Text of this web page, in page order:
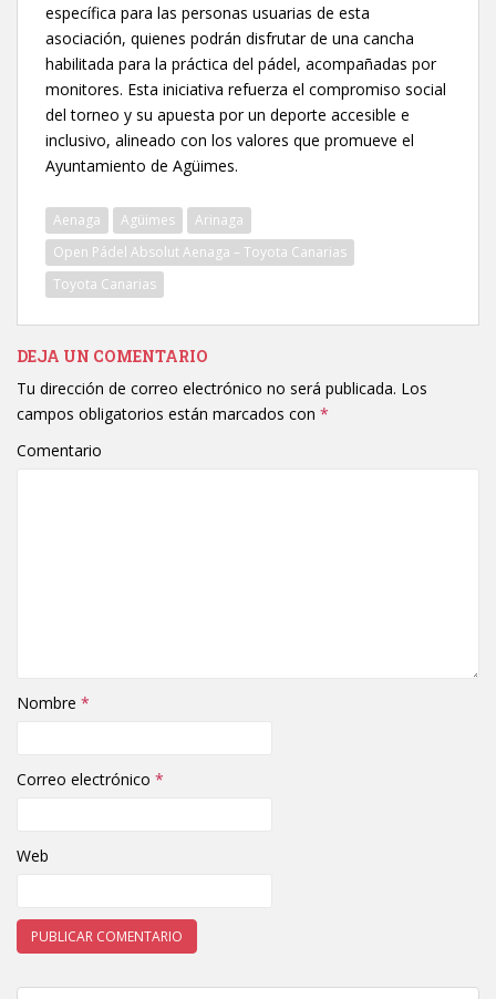
específica para las personas usuarias de esta
asociación, quienes podrán disfrutar de una cancha
habilitada para la práctica del pádel, acompañadas por
monitores. Esta iniciativa refuerza el compromiso social
del torneo y su apuesta por un deporte accesible e
inclusivo, alineado con los valores que promueve el
Ayuntamiento de Agüimes.
Aenaga Agüimes
Arinaga
Open Pádel Absolut Aenaga – Toyota Canarias
Toyota Canarias
DEJA UN COMENTARIO
Tu dirección de correo electrónico no será publicada. Los
campos obligatorios están marcados con *
Comentario
Nombre *
Correo electrónico *
Web